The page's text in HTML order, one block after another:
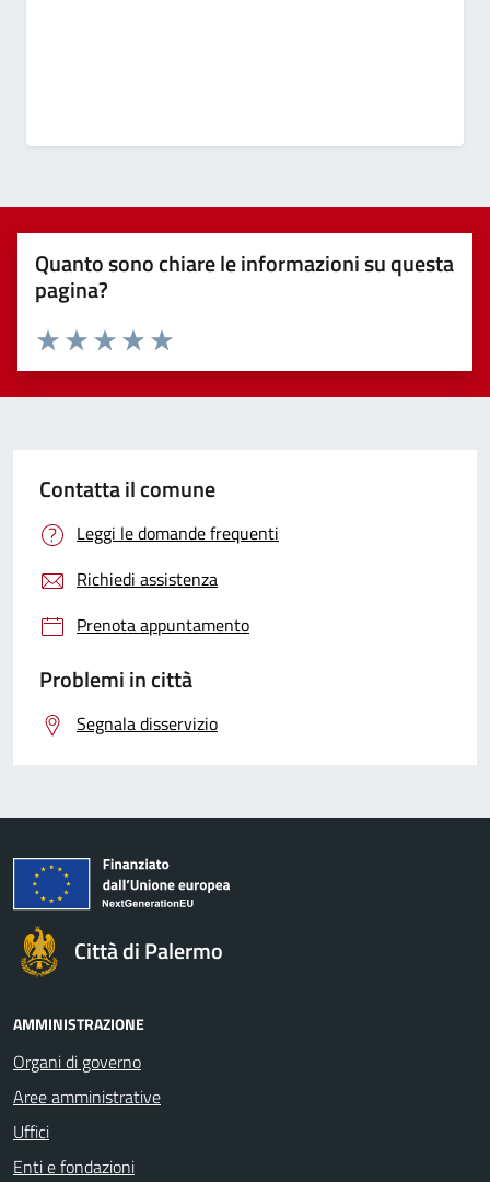
Quanto sono chiare le informazioni su questa
pagina?
Valuta 5 stelle su 5
Valuta 4 stelle su 5
Valuta 3 stelle su 5
Valuta 2 stelle su 5
Valuta 1 stelle su 5
Contatta il comune
Leggi le domande frequenti
Richiedi assistenza
Prenota appuntamento
Problemi in città
Segnala disservizio
Città di Palermo
AMMINISTRAZIONE
Organi di governo
Aree amministrative
Uffici
Enti e fondazioni